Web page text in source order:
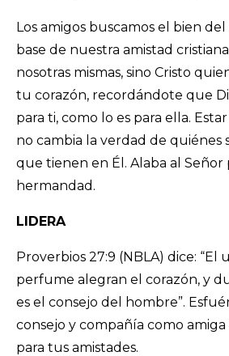
Los amigos buscamos el bien
base de nuestra amistad
nosotras mismas, sino Cristo
tu corazón, recordándote que
para ti, como lo es para ella.
no cambia la verdad de quiénes
que tienen en Él. Alaba al Señor
hermandad.
LIDERA
Proverbios 27:9 (NBLA) dice: “El
perfume alegran el corazón, y
es el consejo del hombre”.
consejo y compañía como
para tus amistades.